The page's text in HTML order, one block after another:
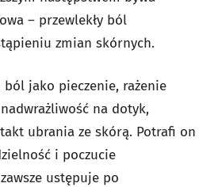
– przewlekły ból
zmian skórnych.
jako pieczenie, rażenie
na dotyk,
ubrania ze skórą. Potrafi on
i poczucie
ustępuje po